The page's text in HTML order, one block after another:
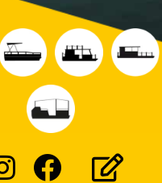
Instagram
Facebook